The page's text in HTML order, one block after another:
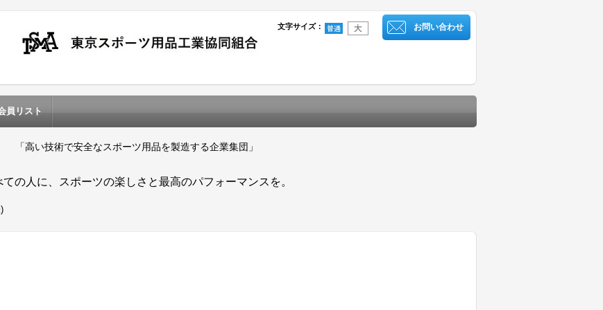
お問い合わせ
文字サイズ：
員リスト
「高い技術で安全なスポーツ用品を製造する企業集団」
ての人に、スポーツの楽しさと最高のパフォーマンスを。